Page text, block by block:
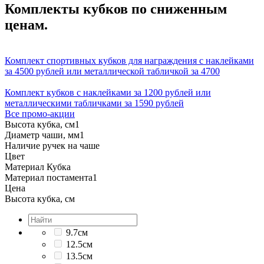
Комплекты кубков по сниженным
ценам.
Комплект спортивных кубков для награждения с наклейками
за 4500 рублей или металлической табличкой за 4700
Комплект кубков с наклейками за 1200 рублей или
металлическими табличками за 1590 рублей
Все промо-акции
Высота кубка, см1
Диаметр чаши, мм1
Наличие ручек на чаше
Цвет
Материал Кубка
Материал постамента1
Цена
Высота кубка, см
9.7см
12.5см
13.5см